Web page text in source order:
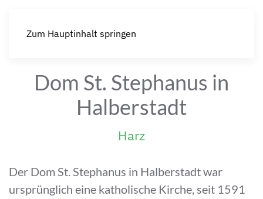
Zum Hauptinhalt springen
Dom St. Stephanus in
Halberstadt
Harz
Der Dom St. Stephanus in Halberstadt war
ursprünglich eine katholische Kirche, seit 1591